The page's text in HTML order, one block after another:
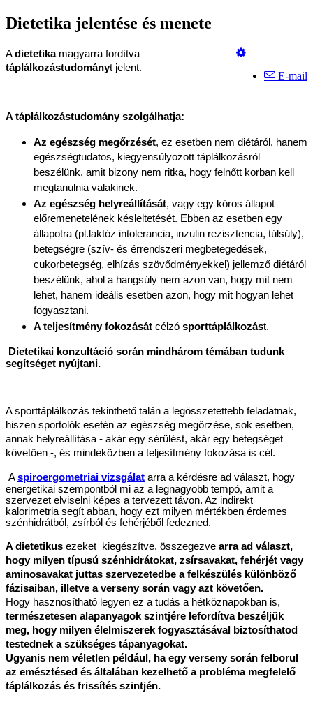
Dietetika jelentése és menete
E-mail
A dietetika
táplálkozástudományt jelent.
A táplálkozástudomány szolgálhatja:
Az egészség megőrzését, ez esetben nem diétáról, hanem
egészségtudatos, kiegyensúlyozott táplálkozásról
beszélünk, amit bizony nem ritka, hogy felnőtt korban kell
megtanulnia valakinek.
Az egészség helyreállítását, vagy egy kóros állapot
előremenetelének késleltetését. Ebben az esetben egy
állapotra (pl.laktóz intolerancia, inzulin rezisztencia, túlsúly),
betegségre (szív- és érrendszeri megbetegedések,
cukorbetegség, elhízás szövődményekkel) jellemző diétáról
beszélünk, ahol a hangsúly nem azon van, hogy mit nem
lehet, hanem ideális esetben azon, hogy mit hogyan lehet
fogyasztani.
A teljesítmény fokozását célzó sporttáplálkozást.
Dietetikai konzultáció során mindhárom témában tudunk
segítséget nyújtani.
A sporttáplálkozás tekinthető talán a legösszetettebb feladatnak,
hiszen sportolók esetén az egészség megőrzése, sok esetben,
annak helyreállítása - akár egy sérülést, akár egy betegséget
követően -, és mindeközben a teljesítmény fokozása is cél.
A spiroergometriai vizsgálat arra a kérdésre ad választ, hogy
energetikai szempontból mi az a legnagyobb tempó, amit a
szervezet elviselni képes a tervezett távon. Az indirekt
kalorimetria segít abban, hogy ezt milyen mértékben érdemes
szénhidrátból, zsírból és fehérjéből fedezned.
A dietetikus ezeket  kiegészítve, összegezve arra ad választ,
hogy milyen típusú szénhidrátokat, zsírsavakat, fehérjét vagy
aminosavakat juttas szervezetedbe a felkészülés különböző
fázisaiban, illetve a verseny során vagy azt követően.
természetesen alapanyagok szintjére lefordítva beszéljük
meg, hogy milyen élelmiszerek fogyasztásával biztosíthatod
testednek a szükséges tápanyagokat.
Ugyanis nem véletlen például, ha egy verseny során felborul
az emésztésed és általában kezelhető a probléma megfelelő
táplálkozás és frissítés szintjén.